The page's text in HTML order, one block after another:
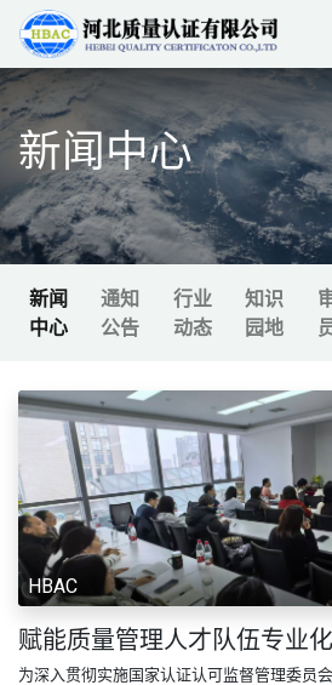
新闻中心
新闻
中心
通知
公告
行业
动态
知识
园地
HBAC
赋能质量管理人才队伍专业
为深入贯彻实施国家认证认可监督管理委员